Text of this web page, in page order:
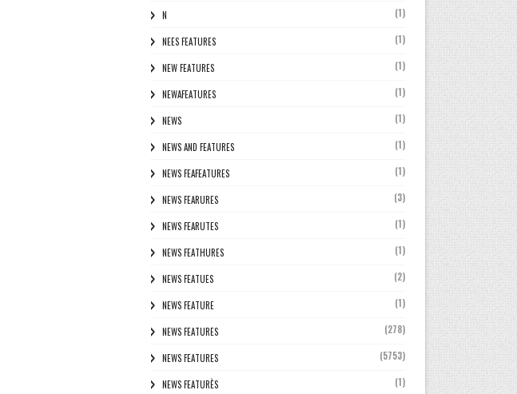
N (1)
NEES FEATURES (1)
NEW FEATURES (1)
NEWAFEATURES (1)
NEWS (1)
NEWS AND FEATURES (1)
NEWS FEAFEATURES (1)
NEWS FEARURES (3)
NEWS FEARUTES (1)
NEWS FEATHURES (1)
NEWS FEATUES (2)
NEWS FEATURE (1)
NEWS FEATURES (278)
NEWS FEATURES (5753)
NEWS FEATURÈS (1)